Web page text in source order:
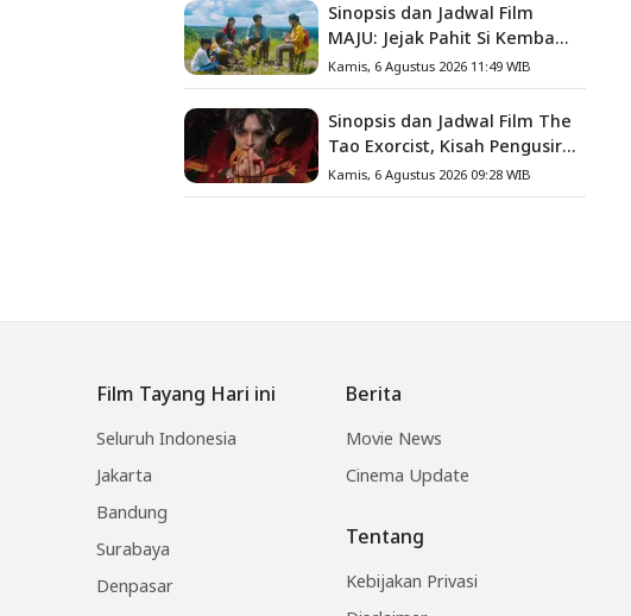
Sinopsis dan Jadwal Film
MAJU: Jejak Pahit Si Kembang
Gula, Misteri Hilangnya
Bagas di Lokasi Jambore
Kamis, 6 Agustus 2026 11:49 WIB
Sinopsis dan Jadwal Film The
Tao Exorcist, Kisah Pengusir
Setan Melawan Kutukan
Mematikan
Kamis, 6 Agustus 2026 09:28 WIB
Film Tayang Hari ini
Seluruh Indonesia
Jakarta
Bandung
Surabaya
Denpasar
Berita
Movie News
Cinema Update
Tentang
Kebijakan Privasi